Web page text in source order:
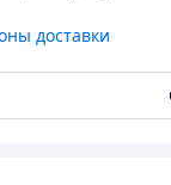
доставки